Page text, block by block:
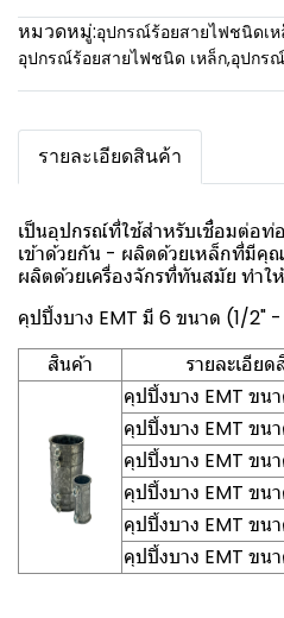
หมวดหมู่:อุปกรณ์ร้อยสายไฟชนิดเ
อุปกรณ์ร้อยสายไฟชนิด เหล็ก,อุปกร
รายละเอียดสินค้า
เป็นอุปกรณ์ที่ใช้สำหรับเชื่อมต่อท่
เข้าด้วยกัน - ผลิตด้วยเหล็กที่มีคุ
ผลิตด้วยเครื่องจักรที่ทันสมัย ทำใ
คุปปิ้งบาง EMT มี 6 ขนาด (1/2"
สินค้า
รายละเอียด
คุปปิ้งบาง EMT ขน
คุปปิ้งบาง EMT ขน
คุปปิ้งบาง EMT ขนา
คุปปิ้งบาง EMT ขน
คุปปิ้งบาง EMT ขน
คุปปิ้งบาง EMT ขน